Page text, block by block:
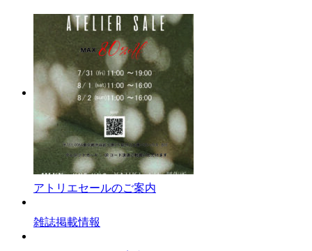
アトリエセールのご案内
雑誌掲載情報